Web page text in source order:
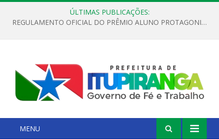
ÚLTIMAS PUBLICAÇÕES:
REGULAMENTO OFICIAL DO PRÊMIO ALUNO PROTAGONISTA – EDIÇÃO 2026
MENU